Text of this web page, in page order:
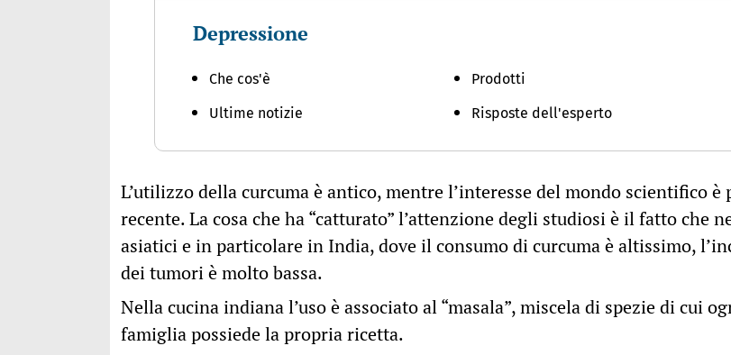
Depressione
Che cos'è
Ultime notizie
Prodotti
Risposte dell'esperto
L’utilizzo della curcuma è antico, mentre l’interesse del mondo scientifico è
recente. La cosa che ha “catturato” l’attenzione degli studiosi è il fatto che
asiatici e in particolare in India, dove il consumo di curcuma è altissimo,
dei tumori è molto bassa.
Nella cucina indiana l’uso è associato al “masala”, miscela di spezie di cui
famiglia possiede la propria ricetta.